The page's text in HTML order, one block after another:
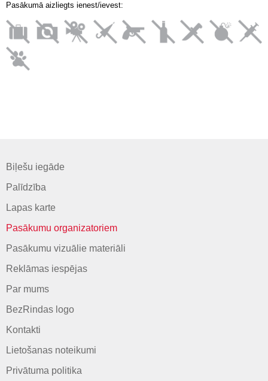
Pasākumā aizliegts ienest/ievest:
Biļešu iegāde
Palīdzība
Lapas karte
Pasākumu organizatoriem
Pasākumu vizuālie materiāli
Reklāmas iespējas
Par mums
BezRindas logo
Kontakti
Lietošanas noteikumi
Privātuma politika